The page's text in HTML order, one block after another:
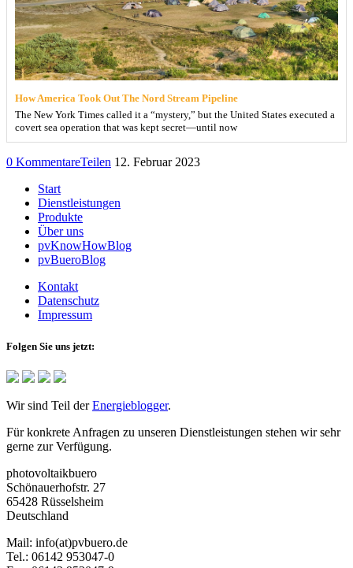
How America Took Out The Nord Stream Pipeline
The New York Times called it a “mystery,” but the United States executed a
covert sea operation that was kept secret—until now
0 KommentareTeilen 12. Februar 2023
Start
Dienstleistungen
Produkte
Über uns
pvKnowHowBlog
pvBueroBlog
Kontakt
Datenschutz
Impressum
Folgen Sie uns jetzt:
Wir sind Teil derEnergieblogger.
Für konkrete Anfragen zu unseren Dienstleistungen stehen wir sehr
gerne zur Verfügung.
photovoltaikbuero
Schönauerhofstr. 27
65428 Rüsselsheim
Deutschland
Mail: info(at)pvbuero.de
Tel.: 06142 953047-0